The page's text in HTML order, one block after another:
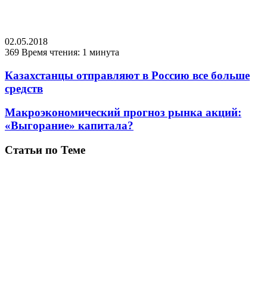
02.05.2018
369 Время чтения: 1 минута
Казахстанцы отправляют в Россию все больше
средств
Макроэкономический прогноз рынка акций:
«Выгорание» капитала?
Статьи по Теме